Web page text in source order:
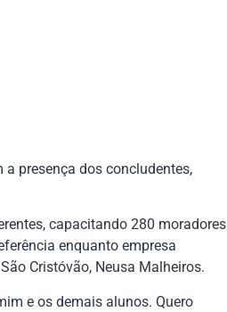
presença dos concludentes,
capacitando 280 moradores
enquanto empresa
Cristóvão, Neusa Malheiros.
e os demais alunos. Quero